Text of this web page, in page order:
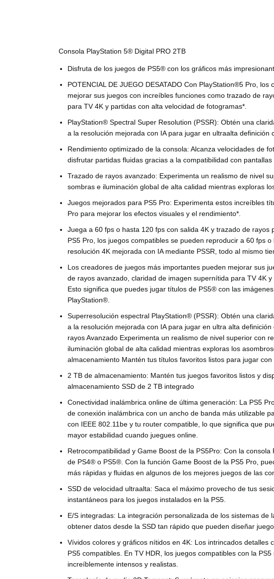
Consola PlayStation 5® Digital PRO 2TB
Disfruta de los juegos de PS5® con los gráficos más
POTENCIAL DE JUEGO DESATADO Con PlayStation®5 Pro, los
mejorar sus juegos con increíbles funciones como trazado de
para TV 4K y partidas con alta velocidad de fotogramas*.
PlayStation® Spectral Super Resolution (PSSR): Obtén una
a la resolución mejorada con IA para jugar en ultraalta definición
Rendimiento optimizado de la consola: Alcanza velocidades de
disfrutar partidas fluidas gracias a la compatibilidad con pantallas
Trazado de rayos avanzado: Experimenta un realismo de nivel
sombras e iluminación global de alta calidad mientras exploras
Juegos mejorados para PS5 Pro: Experimenta estos increíbles
Pro para mejorar los efectos visuales y el rendimiento*.
Juega a 60 fps o hasta 120 fps con salida 4K y trazado de rayos
PS5 Pro, los juegos compatibles se pueden reproducir a 60 fps
resolución 4K mejorada con IA mediante PSSR, todo al mismo
Los creadores de juegos más importantes pueden mejorar sus
de rayos avanzado, claridad de imagen supernítida para TV 4K
Esto significa que puedes jugar títulos de PS5® con las
PlayStation®.
Superresolución espectral PlayStation® (PSSR): Obtén una
a la resolución mejorada con IA para jugar en ultra alta
rayos Avanzado Experimenta un realismo de nivel superior con
iluminación global de alta calidad mientras exploras los
almacenamiento Mantén tus títulos favoritos listos para jugar
2 TB de almacenamiento: Mantén tus juegos favoritos listos y
almacenamiento SSD de 2 TB integrado
Conectividad inalámbrica online de última generación: La PS5
de conexión inalámbrica con un ancho de banda más utilizable
con IEEE 802.11be y tu router compatible, lo que significa que
mayor estabilidad cuando juegues online.
Retrocompatibilidad y Game Boost de la PS5Pro: Con la consola
de PS4® o PS5®. Con la función Game Boost de la PS5 Pro,
más rápidas y fluidas en algunos de los mejores juegos de las
SSD de velocidad ultraalta: Saca el máximo provecho de tus
instantáneos para los juegos instalados en la PS5.
E/S integradas: La integración personalizada de los sistemas de
obtener datos desde la SSD tan rápido que pueden diseñar
Vívidos colores y gráficos nítidos en 4K: Los intrincados detalles
PS5 compatibles. En TV HDR, los juegos compatibles con la
increíblemente intensos y realistas.